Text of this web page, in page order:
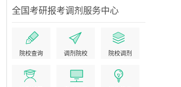
全国考研报考调剂服务中心
院校查询 调剂院校 院校调剂